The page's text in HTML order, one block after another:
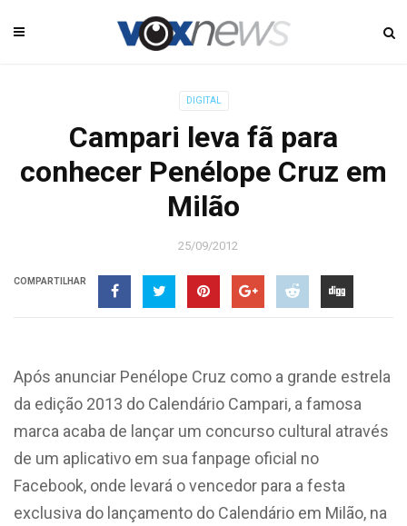
DIGITAL
Campari leva fã para
conhecer Penélope Cruz em
Milão
25/09/2012
COMPARTILHAR
Após anunciar Penélope Cruz como a grande estrela
da edição 2013 do Calendário Campari, a famosa
marca acaba de lançar um concurso cultural através
de um aplicativo em sua fanpage oficial no
Facebook, onde levará o vencedor para a festa
exclusiva do lançamento do Calendário em Milão, na